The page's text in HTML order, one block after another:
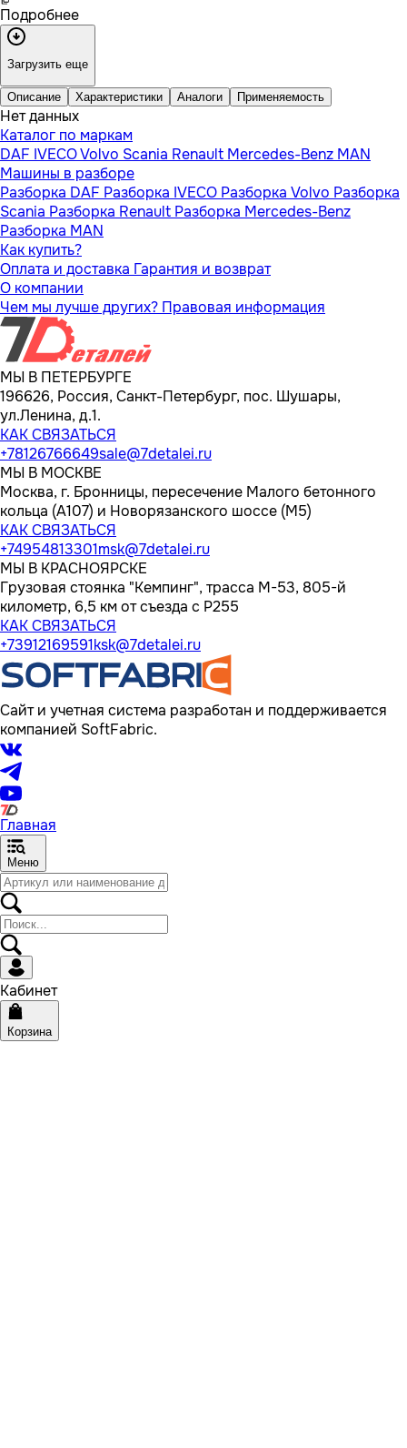
Подробнее
Загрузить еще
Описание Характеристики Аналоги Применяемость
Нет данных
Каталог по маркам
DAF IVECOVolvo Scania Renault Mercedes-Benz MAN
Машины в разборе
Разборка DAF Разборка IVECO Разборка Volvo Разборка
Scania Разборка Renault Разборка Mercedes-Benz
Разборка MAN
Как купить?
Оплата и доставка Гарантия и возврат
О компании
Чем мы лучше других? Правовая информация
МЫ В ПЕТЕРБУРГЕ
196626, Россия, Санкт-Петербург, пос. Шушары,
ул.Ленина, д.1.
КАК СВЯЗАТЬСЯ
+78126766649sale@7detalei.ru
МЫ В МОСКВЕ
Москва, г. Бронницы, пересечение Малого бетонного
кольца (А107) и Новорязанского шоссе (М5)
КАК СВЯЗАТЬСЯ
+74954813301msk@7detalei.ru
МЫ В КРАСНОЯРСКЕ
Грузовая стоянка "Кемпинг", трасса M-53, 805-й
километр, 6,5 км от съезда с Р255
КАК СВЯЗАТЬСЯ
+73912169591ksk@7detalei.ru
Сайт и учетная система разработан и поддерживается
компанией SoftFabric.
Главная
Меню
Кабинет
Корзина